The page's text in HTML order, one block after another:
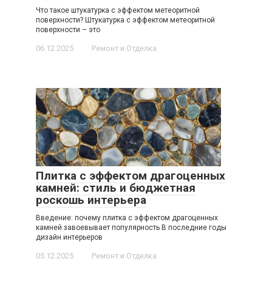
Что такое штукатурка с эффектом метеоритной
поверхности? Штукатурка с эффектом метеоритной
поверхности – это
06.12.2025 Ремонт и Отделка
Плитка с эффектом драгоценных
камней: стиль и бюджетная
роскошь интерьера
Введение: почему плитка с эффектом драгоценных
камней завоевывает популярность В последние годы
дизайн интерьеров
05.12.2025 Ремонт и Отделка